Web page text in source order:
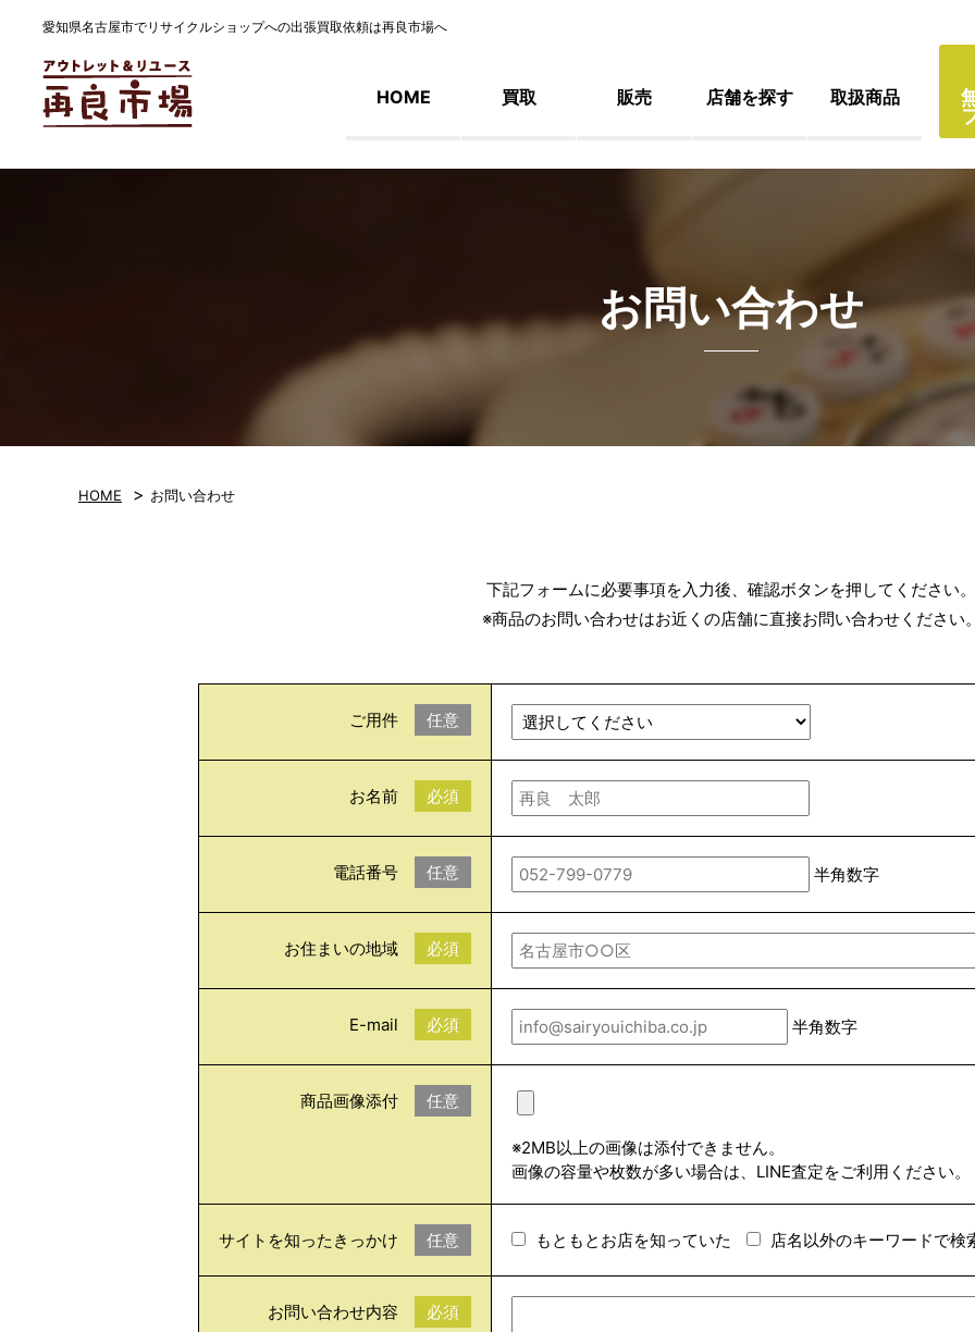
愛知県名古屋市でリサイクルショップへの出張買取依頼は再良市場へ
HOME 買取 販売 店舗を探す 取扱商品
お問い合わせ
HOME > お問い合わせ
下記フォームに必要事項を入力後、確認ボタンを押してください。
※商品のお問い合わせはお近くの店舗に直接お問い合わせください
ご用件 任意
お名前 必須
電話番号 任意 半角数字
お住まいの地域 必須
E-mail 必須 半角数字
商品画像添付 任意
※2MB以上の画像は添付できません。
画像の容量や枚数が多い場合は、LINE査定をご利用ください。
サイトを知ったきっかけ 任意 もともとお店を知っていた 店名以外のキーワードで検
お問い合わせ内容 必須